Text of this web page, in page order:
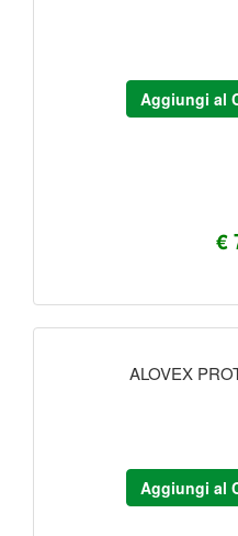
€
Aggiungi al
ALOVEX
Aggiungi al